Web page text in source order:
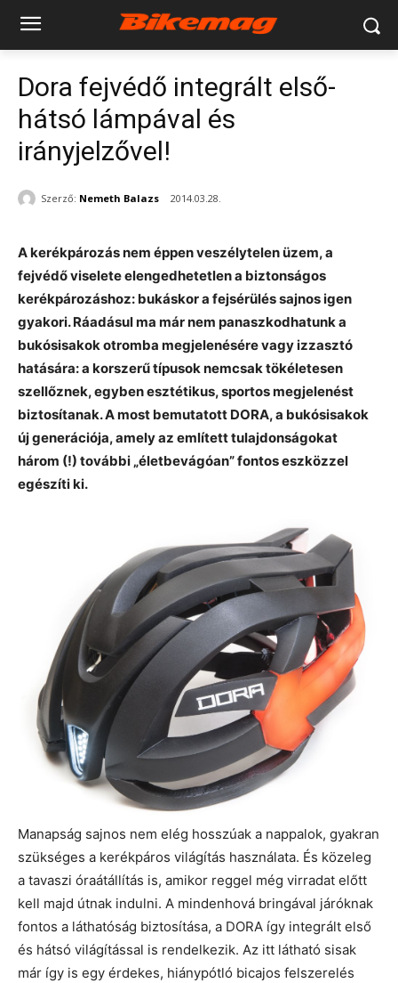
Dora fejvédő integrált első-
hátsó lámpával és
irányjelzővel!
Szerző: Nemeth Balazs 2014.03.28.
A kerékpározás nem éppen veszélytelen üzem, a
fejvédő viselete elengedhetetlen a biztonságos
kerékpározáshoz: bukáskor a fejsérülés sajnos igen
gyakori. Ráadásul ma már nem panaszkodhatunk a
bukósisakok otromba megjelenésére vagy izzasztó
hatására: a korszerű típusok nemcsak tökéletesen
szellőznek, egyben esztétikus, sportos megjelenést
biztosítanak. A most bemutatott DORA, a bukósisakok
új generációja, amely az említett tulajdonságokat
három (!) további „életbevágóan” fontos eszközzel
egészíti ki.
Manapság sajnos nem elég hosszúak a nappalok, gyakran
szükséges a kerékpáros világítás használata. És közeleg
a tavaszi óraátállítás is, amikor reggel még virradat előtt
kell majd útnak indulni. A mindenhová bringával járóknak
fontos a láthatóság biztosítása, a DORA így integrált első
és hátsó világítással is rendelkezik. Az itt látható sisak
már így is egy érdekes, hiánypótló bicajos felszerelés